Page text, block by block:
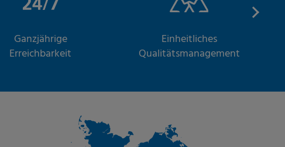
Ganzjährige
Erreichbarkeit
Einheitliches
Qualitätsmanagement